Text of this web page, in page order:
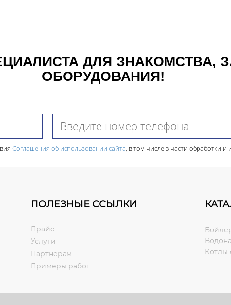
ДЛЯ ЗНАКОМСТВА,
ОБОРУДОВАНИЯ!
Соглашения об использовании сайта, в том числе в части обработки
ПОЛЕЗНЫЕ ССЫЛКИ
Прайс
Услуги
Партнерам
Примеры работ
Котлы